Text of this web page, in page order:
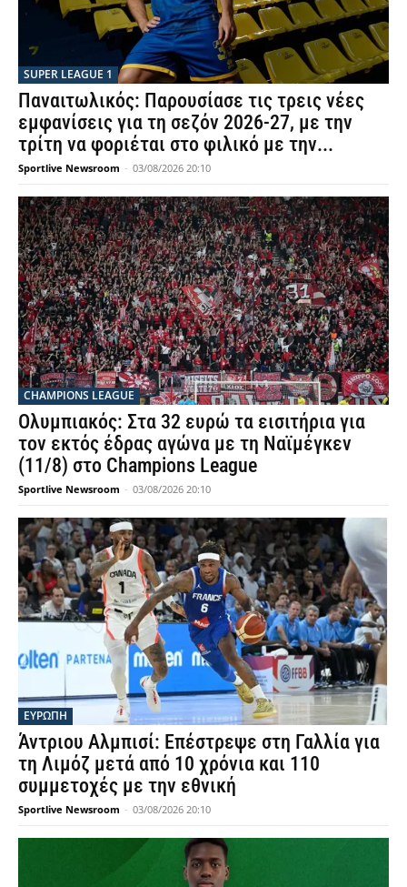
SUPER LEAGUE 1
Παναιτωλικός: Παρουσίασε τις τρεις νέες
εμφανίσεις για τη σεζόν 2026-27, με την
τρίτη να φοριέται στο φιλικό με την...
Sportlive Newsroom - 03/08/2026 20:10
CHAMPIONS LEAGUE
Ολυμπιακός: Στα 32 ευρώ τα εισιτήρια για
τον εκτός έδρας αγώνα με τη Ναϊμέγκεν
(11/8) στο Champions League
Sportlive Newsroom - 03/08/2026 20:10
ΕΥΡΩΠΗ
Άντριου Αλμπισί: Επέστρεψε στη Γαλλία για
τη Λιμόζ μετά από 10 χρόνια και 110
συμμετοχές με την εθνική
Sportlive Newsroom - 03/08/2026 20:10